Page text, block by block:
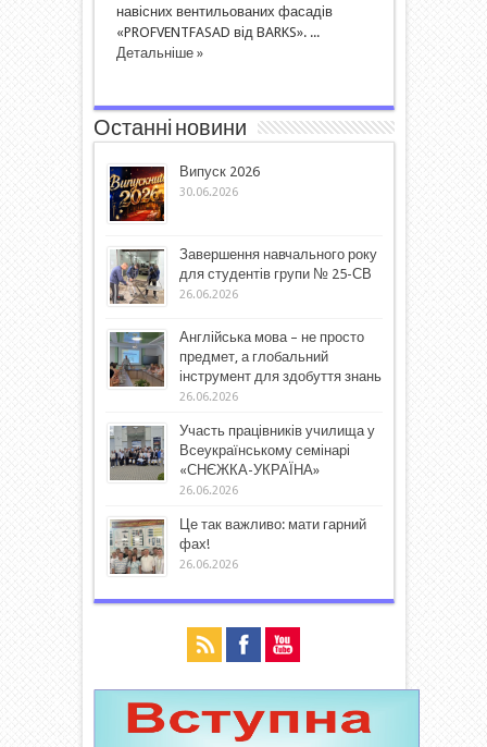
навісних вентильованих фасадів
«PROFVENTFASAD від BARKS». ...
Детальніше »
Останні новини
Випуск 2026
30.06.2026
Завершення навчального року
для студентів групи № 25-СВ
26.06.2026
Англійська мова – не просто
предмет, а глобальний
інструмент для здобуття знань
26.06.2026
Участь працівників училища у
Всеукраїнському семінарі
«СНЄЖКА-УКРАЇНА»
26.06.2026
Це так важливо: мати гарний
фах!
26.06.2026